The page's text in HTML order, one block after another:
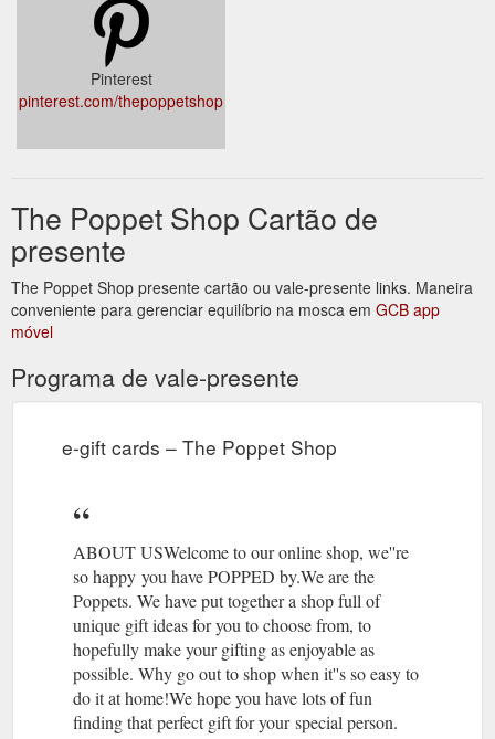
Pinterest
pinterest.com/thepoppetshop
The Poppet Shop Cartão de
presente
The Poppet Shop presente cartão ou vale-presente links. Maneira
conveniente para gerenciar equilíbrio na mosca em GCB app
móvel
Programa de vale-presente
e-gift cards – The Poppet Shop
ABOUT USWelcome to our online shop, we''re
so happy you have POPPED by.We are the
Poppets. We have put together a shop full of
unique gift ideas for you to choose from, to
hopefully make your gifting as enjoyable as
possible. Why go out to shop when it''s so easy to
do it at home!We hope you have lots of fun
finding that perfect gift for your special person.